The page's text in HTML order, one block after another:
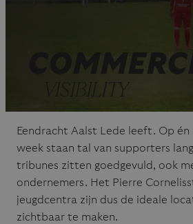
VISIBILITY
Eendracht Aalst Lede leeft. Op én
week staan tal van supporters
tribunes zitten goedgevuld, ook
ondernemers. Het Pierre
jeugdcentra zijn dus de ideale
zichtbaar te maken.